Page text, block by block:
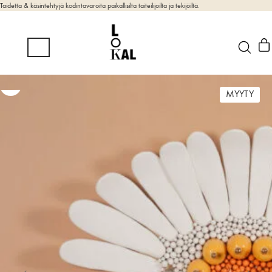
Taidetta & käsintehtyjä kodintavaroita paikallisilta taiteilijoilta ja tekijöiltä.
MYYTY